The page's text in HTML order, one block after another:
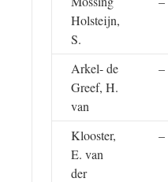
Holsteijn,
S.
Arkel- de
Greef, H.
van
–
Klooster,
E. van
der
–